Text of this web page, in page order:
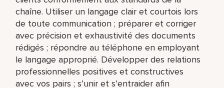
chaîne. Utiliser un langage clair et courtois lors
de toute communication ; préparer et corriger
avec précision et exhaustivité des documents
rédigés ; répondre au téléphone en employant
le langage approprié. Développer des relations
professionnelles positives et constructives
avec vos pairs ; s’unir et s’entraider afin